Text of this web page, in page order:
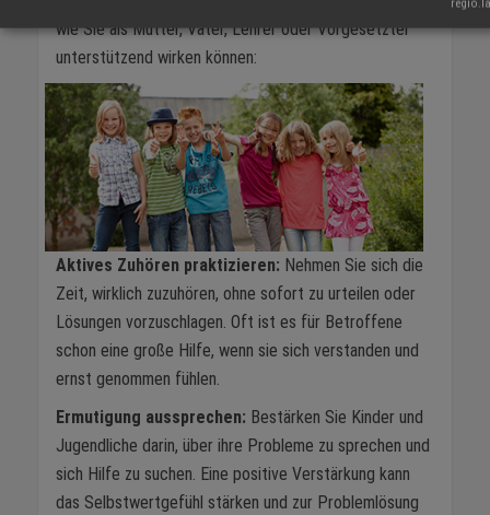
wie Sie als Mutter, Vater, Lehrer oder Vorgesetzter
unterstützend wirken können:
Aktives Zuhören praktizieren: Nehmen Sie sich die
Zeit, wirklich zuzuhören, ohne sofort zu urteilen oder
Lösungen vorzuschlagen. Oft ist es für Betroffene
schon eine große Hilfe, wenn sie sich verstanden und
ernst genommen fühlen.
Ermutigung aussprechen: Bestärken Sie Kinder und
Jugendliche darin, über ihre Probleme zu sprechen und
sich Hilfe zu suchen. Eine positive Verstärkung kann
das Selbstwertgefühl stärken und zur Problemlösung